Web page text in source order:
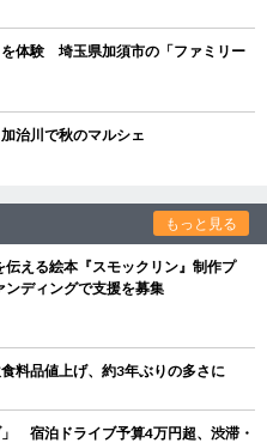
体験 埼玉県加須市の「ファミリー
治川で秋のマルシェ
もっと見る
える絵本『スモックリン』制作プ
ディングで支援を募集
料品値上げ、約3年ぶりの多さに
宿泊ドライブ予算4万円超、渋滞・